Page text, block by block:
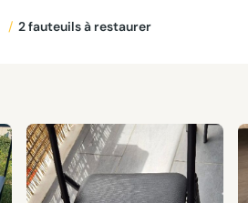
/ 2 fauteuils à restaurer